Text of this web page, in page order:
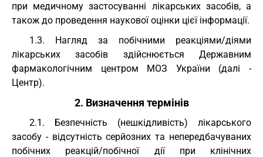
при медичному застосуванні лікарських засобів, а
також до проведення наукової оцінки цієї інформації.
1.3. Нагляд за побічними реакціями/діями
лікарських засобів здійснюється Державним
фармакологічним центром МОЗ України (далі -
Центр).
2. Визначення термінів
2.1. Безпечність (нешкідливість) лікарського
засобу - відсутність серйозних та непередбачуваних
побічних реакцій/побічної дії при клінічних